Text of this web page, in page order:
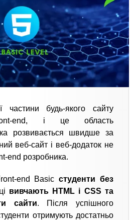
частини будь-якого сайту
end, і це область
розвивається швидше за
веб-сайт і веб-додаток не
end розробника.
end Basicстуденти без
вивчають HTML і CSS та
сайти. Після успішного
отримують достатньо